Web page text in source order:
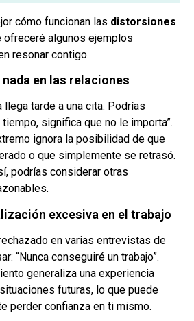
cómo funcionan las distorsiones
ofreceré algunos ejemplos
resonar contigo.
nada en las relaciones
llega tarde a una cita. Podrías
tiempo, significa que no le importa”.
ignora la posibilidad de que
o que simplemente se retrasó.
podrías considerar otras
excesiva en el trabajo
en varias entrevistas de
“Nunca conseguiré un trabajo”.
generaliza una experiencia
futuras, lo que puede
perder confianza en ti mismo.